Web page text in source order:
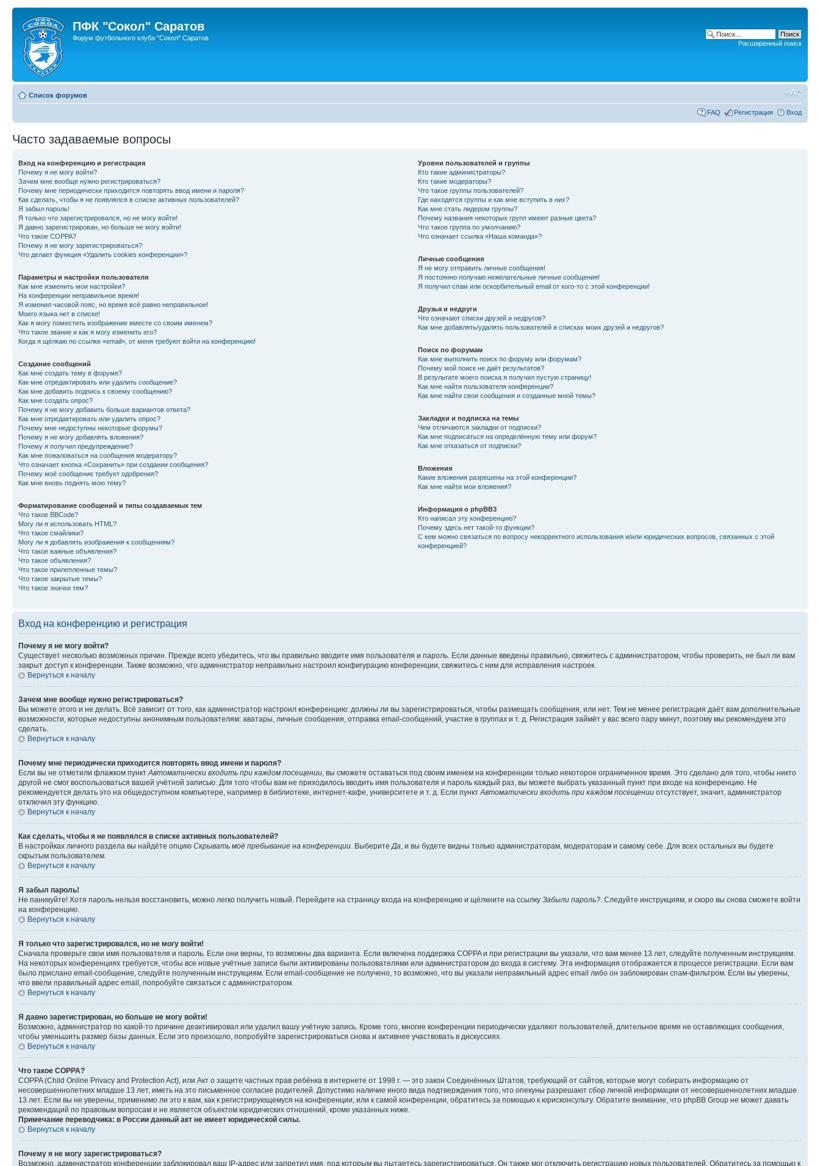
ПФК "Сокол" Саратов
Форум футбольного клуба "Сокол" Саратов
Расширенный поиск
Список форумов
FAQ Регистрация Вход
Часто задаваемые вопросы
Вход на конференцию и регистрация
Почему я не могу войти?
Зачем мне вообще нужно регистрироваться?
Почему мне периодически приходится повторять ввод имени и пароля?
Как сделать, чтобы я не появлялся в списке активных пользователей?
Я забыл пароль!
Я только что зарегистрировался, но не могу войти!
Я давно зарегистрирован, но больше не могу войти!
Что такое COPPA?
Почему я не могу зарегистрироваться?
Что делает функция «Удалить cookies конференции»?
Параметры и настройки пользователя
Как мне изменить мои настройки?
На конференции неправильное время!
Я изменил часовой пояс, но время всё равно неправильное!
Моего языка нет в списке!
Как я могу поместить изображение вместе со своим именем?
Что такое звание и как я могу изменить его?
Когда я щёлкаю по ссылке «email», от меня требуют войти на конференцию!
Создание сообщений
Как мне создать тему в форуме?
Как мне отредактировать или удалить сообщение?
Как мне добавить подпись к своему сообщению?
Как мне создать опрос?
Почему я не могу добавить больше вариантов ответа?
Как мне отредактировать или удалить опрос?
Почему мне недоступны некоторые форумы?
Почему я не могу добавлять вложения?
Почему я получил предупреждение?
Как мне пожаловаться на сообщения модератору?
Что означает кнопка «Сохранить» при создании сообщения?
Почему моё сообщение требует одобрения?
Как мне вновь поднять мою тему?
Форматирование сообщений и типы создаваемых тем
Что такое BBCode?
Могу ли я использовать HTML?
Что такое смайлики?
Могу ли я добавлять изображения к сообщениям?
Что такое важные объявления?
Что такое объявления?
Что такое прилепленные темы?
Что такое закрытые темы?
Что такое значки тем?
Уровни пользователей и группы
Кто такие администраторы?
Кто такие модераторы?
Что такое группы пользователей?
Где находятся группы и как мне вступить в них?
Как мне стать лидером группы?
Почему названия некоторых групп имеют разные цвета?
Что такое группа по умолчанию?
Что означает ссылка «Наша команда»?
Личные сообщения
Я не могу отправить личные сообщения!
Я постоянно получаю нежелательные личные сообщения!
Я получил спам или оскорбительный email от кого-то с этой конференции!
Друзья и недруги
Что означают списки друзей и недругов?
Как мне добавлять/удалять пользователей в списках моих друзей и недругов?
Поиск по форумам
Как мне выполнить поиск по форуму или форумам?
Почему мой поиск не даёт результатов?
В результате моего поиска я получил пустую страницу!
Как мне найти пользователя конференции?
Как мне найти свои сообщения и созданные мной темы?
Закладки и подписка на темы
Чем отличаются закладки от подписки?
Как мне подписаться на определённую тему или форум?
Как мне отказаться от подписки?
Вложения
Какие вложения разрешены на этой конференции?
Как мне найти мои вложения?
Информация о phpBB3
Кто написал эту конференцию?
Почему здесь нет такой-то функции?
С кем можно связаться по вопросу некорректного использования и/или юридических вопросов, связанных с этой
конференцией?
Вход на конференцию и регистрация
Почему я не могу войти?
Существует несколько возможных причин. Прежде всего убедитесь, что вы правильно вводите имя пользователя и пароль. Если данные введены правильно, свяжитесь с администратором, чтобы проверить, не был ли вам
закрыт доступ к конференции. Также возможно, что администратор неправильно настроил конфигурацию конференции, свяжитесь с ним для исправления настроек.
Вернуться к началу
Зачем мне вообще нужно регистрироваться?
Вы можете этого и не делать. Всё зависит от того, как администратор настроил конференцию: должны ли вы зарегистрироваться, чтобы размещать сообщения, или нет. Тем не менее регистрация даёт вам дополнительные
возможности, которые недоступны анонимным пользователям: аватары, личные сообщения, отправка email-сообщений, участие в группах и т. д. Регистрация займёт у вас всего пару минут, поэтому мы рекомендуем это
сделать.
Вернуться к началу
Почему мне периодически приходится повторять ввод имени и пароля?
Если вы не отметили флажком пунктАвтоматически входить при каждом посещении, вы сможете оставаться под своим именем на конференции только некоторое ограниченное время. Это сделано для того, чтобы никто
другой не смог воспользоваться вашей учётной записью. Для того чтобы вам не приходилось вводить имя пользователя и пароль каждый раз, вы можете выбрать указанный пункт при входе на конференцию. Не
рекомендуется делать это на общедоступном компьютере, например в библиотеке, интернет-кафе, университете и т. д. Если пунктАвтоматически входить при каждом посещении отсутствует, значит, администратор
отключил эту функцию.
Вернуться к началу
Как сделать, чтобы я не появлялся в списке активных пользователей?
В настройках личного раздела вы найдёте опцию Скрывать моё пребывание на конференции. ВыберитеДа, и вы будете видны только администраторам, модераторам и самому себе. Для всех остальных вы будете
скрытым пользователем.
Вернуться к началу
Я забыл пароль!
Не паникуйте! Хотя пароль нельзя восстановить, можно легко получить новый. Перейдите на страницу входа на конференцию и щёлкните на ссылку Забыли пароль?. Следуйте инструкциям, и скоро вы снова сможете войти
на конференцию.
Вернуться к началу
Я только что зарегистрировался, но не могу войти!
Сначала проверьте свои имя пользователя и пароль. Если они верны, то возможны два варианта. Если включена поддержка COPPA и при регистрации вы указали, что вам менее 13 лет, следуйте полученным инструкциям.
На некоторых конференциях требуется, чтобы все новые учётные записи были активированы пользователями или администратором до входа в систему. Эта информация отображается в процессе регистрации. Если вам
было прислано email-сообщение, следуйте полученным инструкциям. Если email-сообщение не получено, то возможно, что вы указали неправильный адрес email либо он заблокирован спам-фильтром. Если вы уверены,
что ввели правильный адрес email, попробуйте связаться с администратором.
Вернуться к началу
Я давно зарегистрирован, но больше не могу войти!
Возможно, администратор по какой-то причине деактивировал или удалил вашу учётную запись. Кроме того, многие конференции периодически удаляют пользователей, длительное время не оставляющих сообщения,
чтобы уменьшить размер базы данных. Если это произошло, попробуйте зарегистрироваться снова и активнее участвовать в дискуссиях.
Вернуться к началу
Что такое COPPA?
COPPA (Child Online Privacy and Protection Act), или Акт о защите частных прав ребёнка в интернете от 1998 г. — это закон Соединённых Штатов, требующий от сайтов, которые могут собирать информацию от
несовершеннолетних младше 13 лет, иметь на это письменное согласие родителей. Допустимо наличие иного вида подтверждения того, что опекуны разрешают сбор личной информации от несовершеннолетних младше
13 лет. Если вы не уверены, применимо ли это к вам, как к регистрирующемуся на конференции, или к самой конференции, обратитесь за помощью к юрисконсульту. Обратите внимание, что phpBB Group не может давать
рекомендаций по правовым вопросам и не является объектом юридических отношений, кроме указанных ниже.
Примечание переводчика: в России данный акт не имеет юридической силы.
Вернуться к началу
Почему я не могу зарегистрироваться?
Возможно, администратор конференции заблокировал ваш IP-адрес или запретил имя, под которым вы пытаетесь зарегистрироваться. Он также мог отключить регистрацию новых пользователей. Обратитесь за помощью к